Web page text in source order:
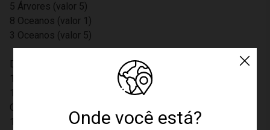
Onde você está?
5 Árvores (valor 5)
8 Oceanos (valor 1)
3 Oceanos (valor 5)
Dados
1 de Efeitos Planetários
1 de Geoengenharia
Outros
1 Livro de Regras